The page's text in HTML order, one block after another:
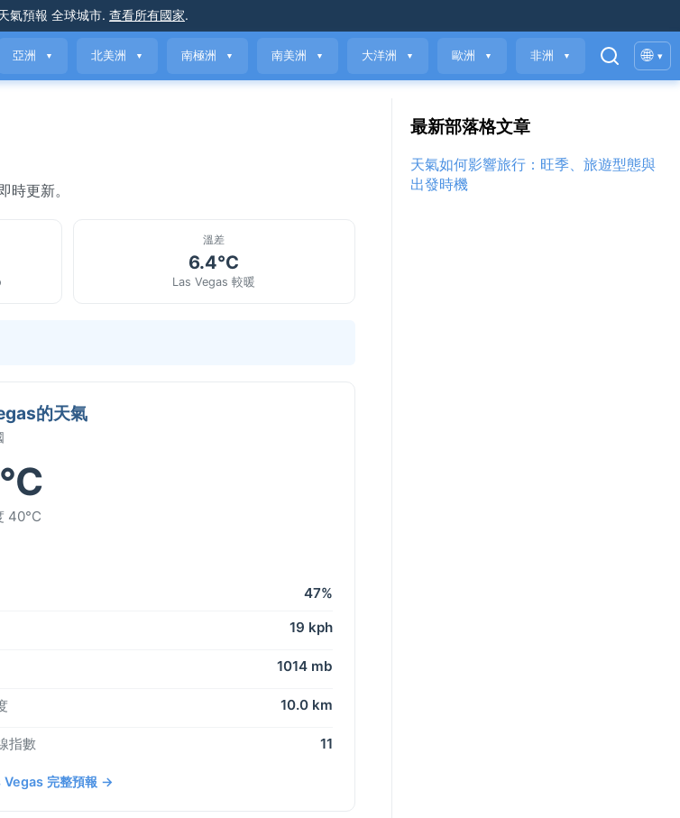
氣預報 全球城市. 查看所有國家.
亞洲 ▼ 北美洲 ▼ 南極洲 ▼ 南美洲 ▼ 大洋洲 ▼ 歐洲 ▼ 非洲 ▼ 🌐 ▾
更新。
溫差
6.4°C
Las Vegas 較暖
的天氣
40°C
47%
19 kph
1014 mb
10.0 km
指數 11
Vegas 完整預報 →
最新部落格文章
天氣如何影響旅行：旺季、旅遊型態與
出發時機